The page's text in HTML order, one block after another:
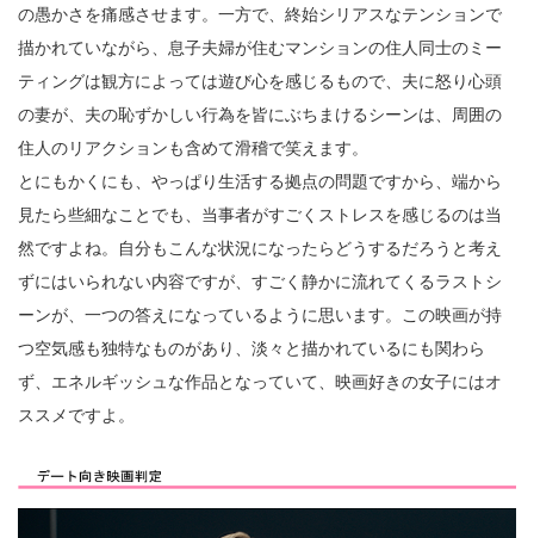
の愚かさを痛感させます。一方で、終始シリアスなテンションで
描かれていながら、息子夫婦が住むマンションの住人同士のミー
ティングは観方によっては遊び心を感じるもので、夫に怒り心頭
の妻が、夫の恥ずかしい行為を皆にぶちまけるシーンは、周囲の
住人のリアクションも含めて滑稽で笑えます。
とにもかくにも、やっぱり生活する拠点の問題ですから、端から
見たら些細なことでも、当事者がすごくストレスを感じるのは当
然ですよね。自分もこんな状況になったらどうするだろうと考え
ずにはいられない内容ですが、すごく静かに流れてくるラストシ
ーンが、一つの答えになっているように思います。この映画が持
つ空気感も独特なものがあり、淡々と描かれているにも関わら
ず、エネルギッシュな作品となっていて、映画好きの女子にはオ
ススメですよ。